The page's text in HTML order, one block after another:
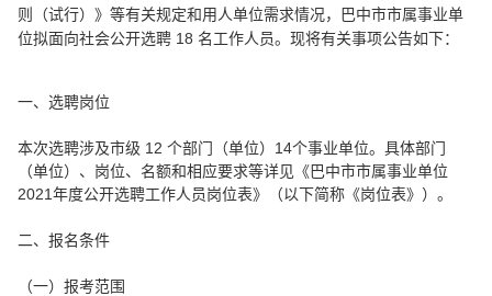
则（试行）》等有关规定和用人单位需求情况，巴中市市属事业单
位拟面向社会公开选聘 18 名工作人员。现将有关事项公告如下：
一、选聘岗位
本次选聘涉及市级 12 个部门（单位）14个事业单位。具体部门
（单位）、岗位、名额和相应要求等详见《巴中市市属事业单位
2021年度公开选聘工作人员岗位表》（以下简称《岗位表》）。
二、报名条件
（一）报考范围